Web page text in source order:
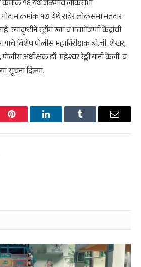
क्रमांक १६ येथे जळगाव लोकसभा
क्रमांक १७ येथे रावेर लोकसभा मतदार
त्यादृष्टीने स्ट्रॉंग रूम व मतमोजणी केंद्रांची
विशेष पोलीस महानिरीक्षक बी.जी. शेखर,
अधीक्षक डॉ. महेश्वर रेड्डी यांनी केली. व
सूचना दिल्या.
Pinterest LinkedInTumblr Email